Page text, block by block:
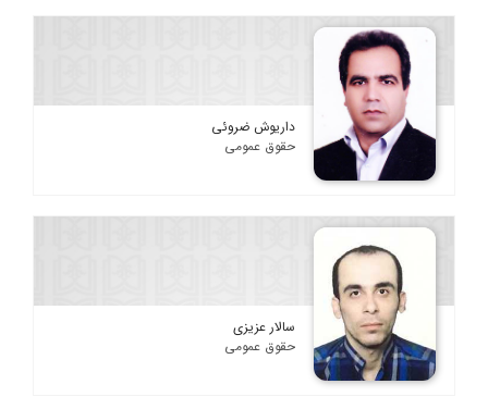
داریوش ضروئی
حقوق عمومی
سالار عزیزی
حقوق عمومی